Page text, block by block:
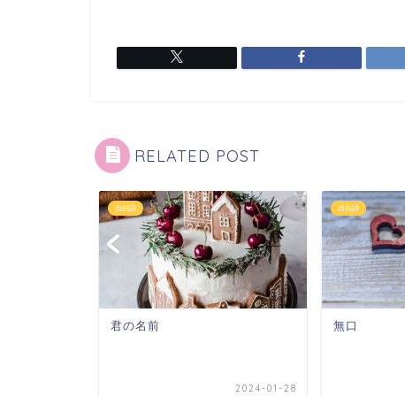
RELATED POST
自由詩
君の名前
2024-01-28
自由詩
無口